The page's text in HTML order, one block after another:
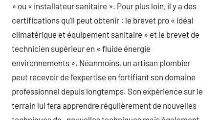
» ou « installateur sanitaire ». Pour plus loin, il y a des
certifications qu’il peut obtenir : le brevet pro « idéal
climatérique et équipement sanitaire » et le brevet de
technicien supérieur en « fluide énergie
environnements ». Néanmoins, un artisan plombier
peut recevoir de l’expertise en fortifiant son domaine
professionnel depuis longtemps. Son expérience sur le
terrain lui fera apprendre régulièrement de nouvelles